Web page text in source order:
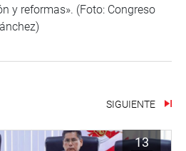
y reformas». (Foto: Congreso
SIGUIENTE
13